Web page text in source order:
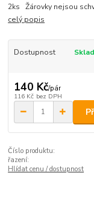
2ks Žárovky nejsou
celý popis
Dostupnost
140 Kč/pár
116 Kč bez DPH
Číslo produktu:
řazení:
Hlídat cenu / dostupnost